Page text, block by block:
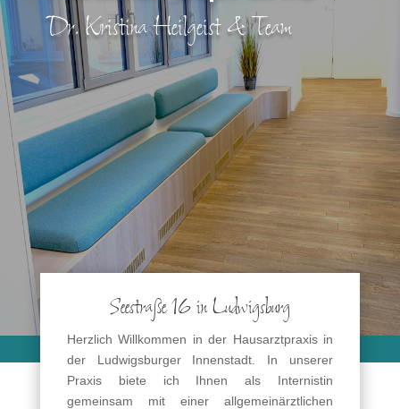
Dr. Kristina Heilgeist & Team
Seestraße 16 in Ludwigsburg
Herzlich Willkommen in der Hausarztpraxis in
der Ludwigsburger Innenstadt. In unserer
Praxis biete ich Ihnen als Internistin
gemeinsam mit einer allgemeinärztlichen